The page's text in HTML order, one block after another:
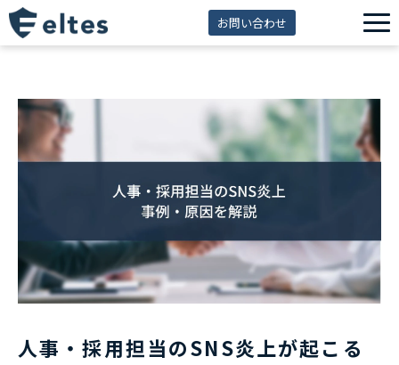
お問い合わせ
解決できる課題
セミナー
導入事例
eltes insight
人事・採用担当のSNS炎上が起こる